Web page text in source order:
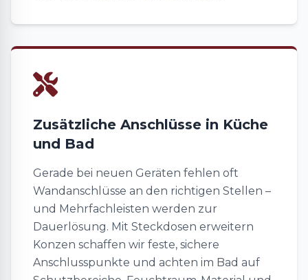
Zusätzliche Anschlüsse in Küche
und Bad
Gerade bei neuen Geräten fehlen oft
Wandanschlüsse an den richtigen Stellen –
und Mehrfachleisten werden zur
Dauerlösung. Mit Steckdosen erweitern
Konzen schaffen wir feste, sichere
Anschlusspunkte und achten im Bad auf